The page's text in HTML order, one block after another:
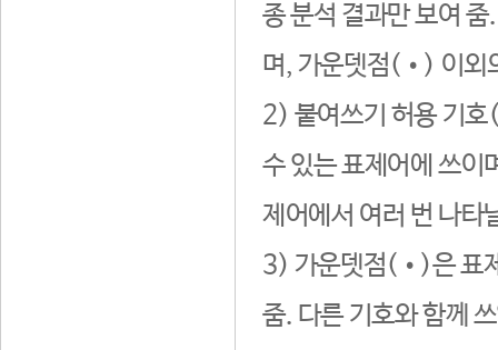
종 분석 결과만 보여
며, 가운뎃점(•) 이외
2) 붙여쓰기 허용 기호
수 있는 표제어에 쓰이
제어에서 여러 번 나타
3) 가운뎃점(•)은 표
줌. 다른 기호와 함께